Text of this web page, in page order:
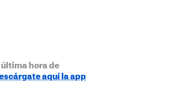
hora de
aquí la app